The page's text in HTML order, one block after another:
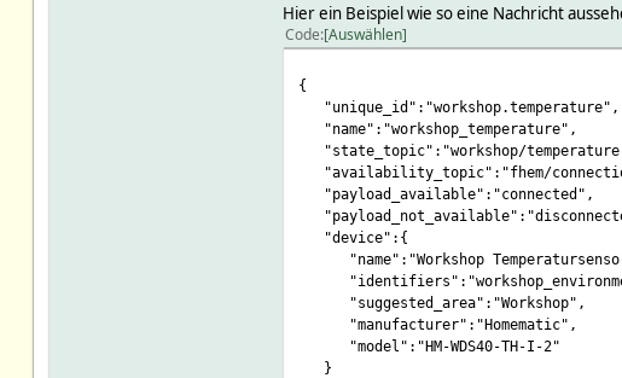
Hier ein Beispiel wie so eine Nachricht
Code Auswählen
{
"unique_id":"workshop.temperature",
"name":"workshop_temperature",
"state_topic":"workshop/
"availability_topic":"fhem/
"payload_available":"connected",
"device":{
"name":"Workshop
"suggested_area":"Workshop",
"manufacturer":"Homematic",
"model":"HM-WDS40-TH-I-2"
}